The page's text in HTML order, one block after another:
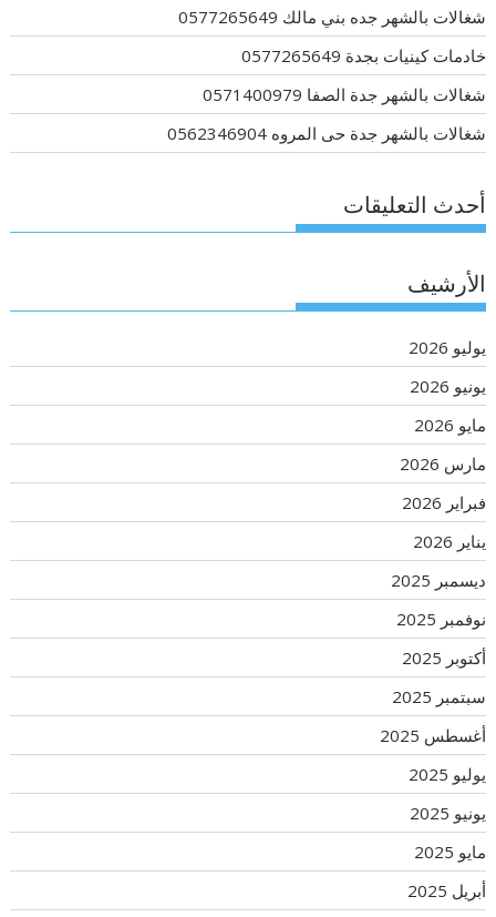
شغالات بالشهر جده بني مالك 0577265649
خادمات كينيات بجدة 0577265649
شغالات بالشهر جدة الصفا 0571400979
شغالات بالشهر جدة حى المروه 0562346904
أحدث التعليقات
الأرشيف
يوليو 2026
يونيو 2026
مايو 2026
مارس 2026
فبراير 2026
يناير 2026
ديسمبر 2025
نوفمبر 2025
أكتوبر 2025
سبتمبر 2025
أغسطس 2025
يوليو 2025
يونيو 2025
مايو 2025
أبريل 2025